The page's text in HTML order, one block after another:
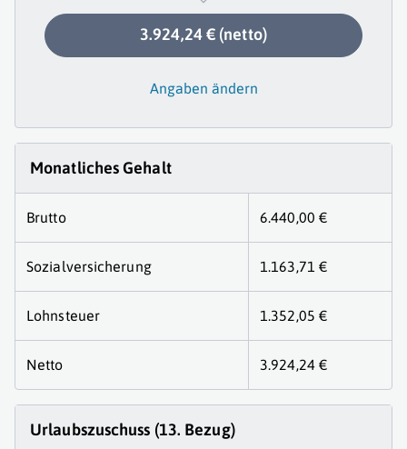
3.924,24 € (netto)
Angaben ändern
Monatliches Gehalt
Brutto 6.440,00 €
Sozialversicherung 1.163,71 €
Lohnsteuer 1.352,05 €
Netto 3.924,24 €
Urlaubszuschuss (13. Bezug)